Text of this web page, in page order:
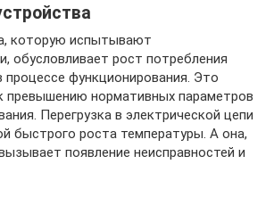
которую испытывают
обусловливает рост потребления
процессе функционирования. Это
превышению нормативных параметров
Перегрузка в электрической цепи
быстрого роста температуры. А она,
появление неисправностей и